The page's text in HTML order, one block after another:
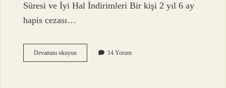
Süresi ve İyi Hal İndirimleri Bir kişi 2 yıl 6 ay
hapis cezası…
Devamını okuyun2
yıl
14 Yorum